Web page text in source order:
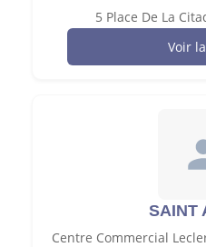
5 Place De La
Voir
SAINT
Centre Commercial